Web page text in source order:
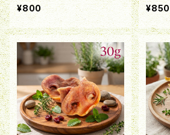
¥800
¥850